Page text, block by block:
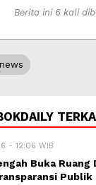
Berita ini 6 kali
- 12:06 WIB
Buka Ruang
Publik